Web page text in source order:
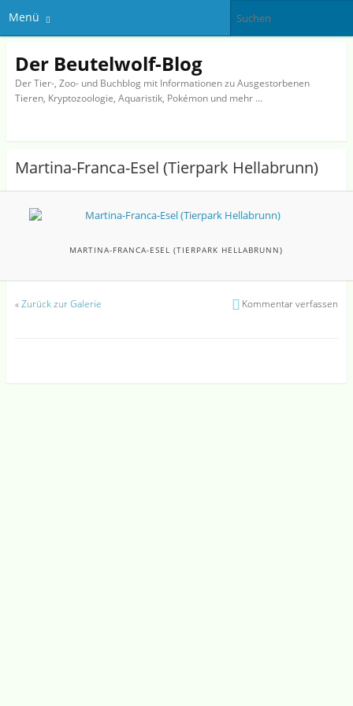
Menü
Der Beutelwolf-Blog
Der Tier-, Zoo- und Buchblog mit Informationen zu Ausgestorbenen
Tieren, Kryptozoologie, Aquaristik, Pokémon und mehr …
Martina-Franca-Esel (Tierpark Hellabrunn)
MARTINA-FRANCA-ESEL (TIERPARK HELLABRUNN)
«Zurück zur Galerie Kommentar verfassen